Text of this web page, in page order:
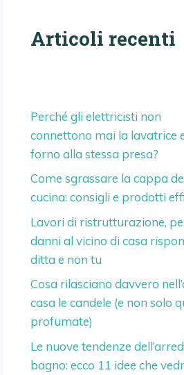
Articoli recenti
Perché gli elettricisti non
connettono mai la lavatrice
forno alla stessa presa?
Come sgrassare la cappa
cucina: consigli e prodotti
Lavori di ristrutturazione,
danni al vicino di casa
ditta e non tu
Cosa rilasciano davvero
casa le candele (e non solo
profumate)
Le nuove tendenze
bagno: ecco 11 idee che